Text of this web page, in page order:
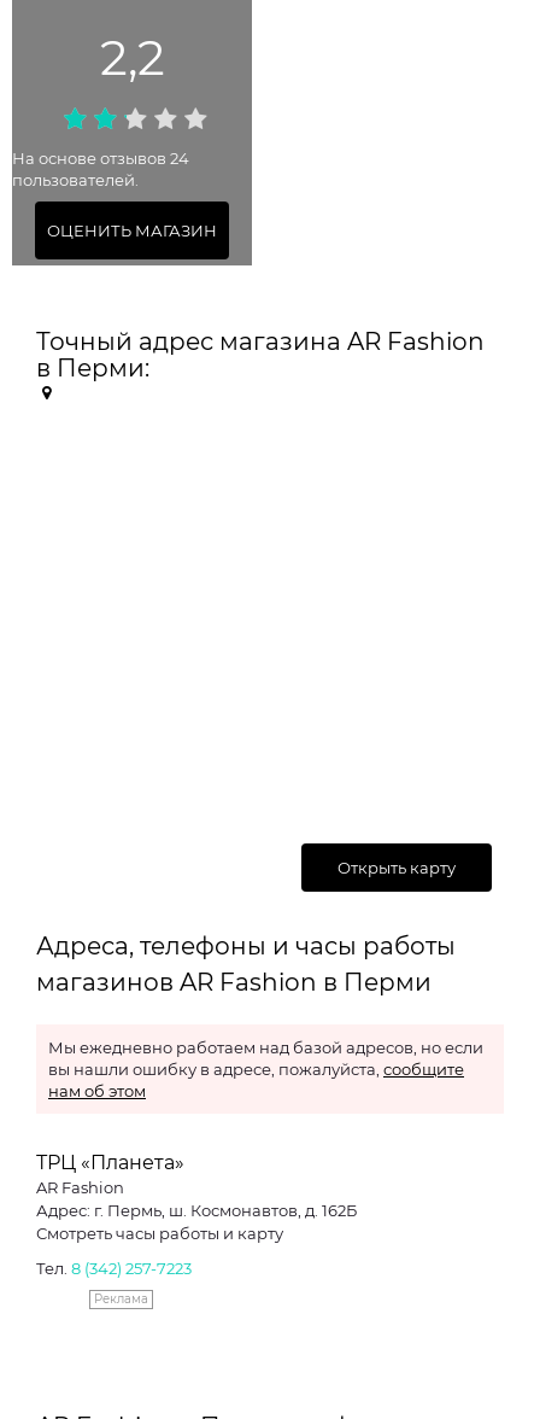
2,2
На основе отзывов 24
пользователей.
ОЦЕНИТЬ МАГАЗИН
Точный адрес магазина AR Fashion
в Перми:
Открыть карту
Адреса, телефоны и часы работы
магазинов AR Fashion в Перми
Мы ежедневно работаем над базой адресов, но если
вы нашли ошибку в адресе, пожалуйста, сообщите
нам об этом
ТРЦ «Планета»
AR Fashion
Адрес: г. Пермь, ш. Космонавтов, д. 162Б
Смотреть часы работы и карту
Тел. 8 (342) 257-7223
Реклама